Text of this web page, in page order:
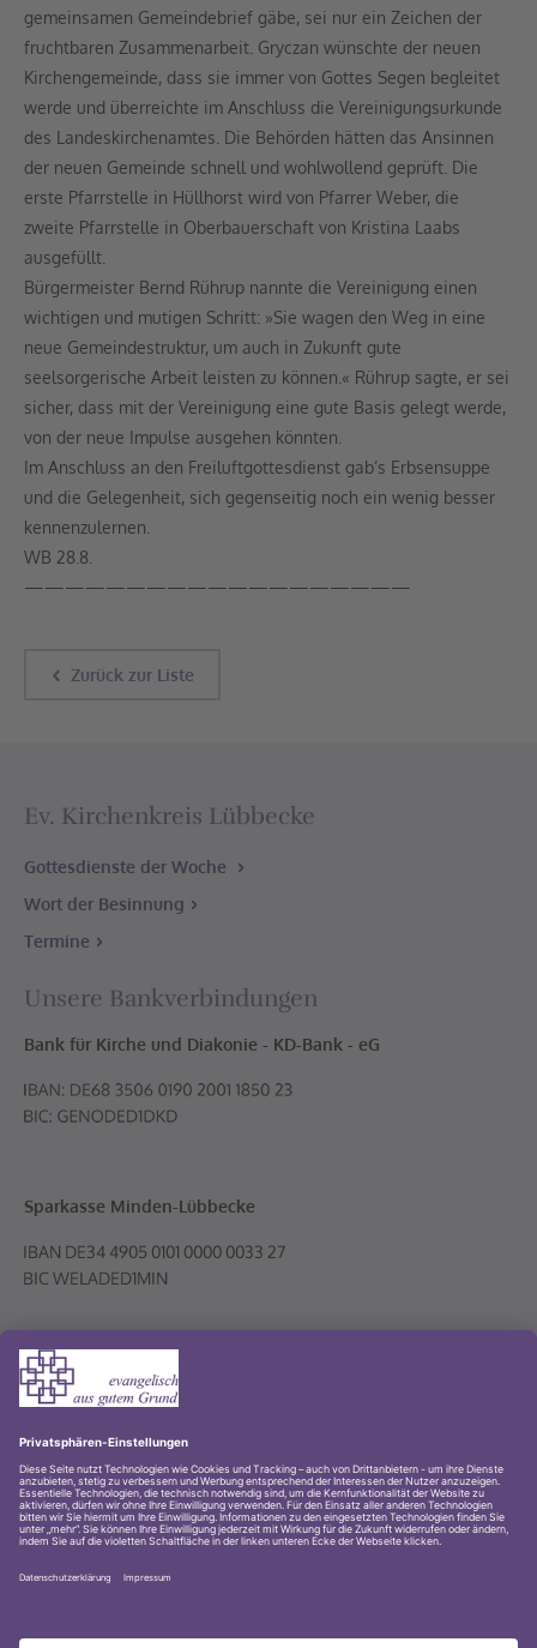
gemeinsamen Gemeindebrief gäbe, sei nur ein Zeichen der
fruchtbaren Zusammenarbeit. Gryczan wünschte der neuen
Kirchengemeinde, dass sie immer von Gottes Segen begleitet
werde und überreichte im Anschluss die Vereinigungsurkunde
des Landeskirchenamtes. Die Behörden hätten das Ansinnen
der neuen Gemeinde schnell und wohlwollend geprüft. Die
erste Pfarrstelle in Hüllhorst wird von Pfarrer Weber, die
zweite Pfarrstelle in Oberbauerschaft von Kristina Laabs
ausgefüllt.
Bürgermeister Bernd Rührup nannte die Vereinigung einen
wichtigen und mutigen Schritt: »Sie wagen den Weg in eine
neue Gemeindestruktur, um auch in Zukunft gute
seelsorgerische Arbeit leisten zu können.« Rührup sagte, er sei
sicher, dass mit der Vereinigung eine gute Basis gelegt werde,
von der neue Impulse ausgehen könnten.
Im Anschluss an den Freiluftgottesdienst gab’s Erbsensuppe
und die Gelegenheit, sich gegenseitig noch ein wenig besser
kennenzulernen.
WB 28.8.
———————————————————
Zurück zur Liste
Ev. Kirchenkreis Lübbecke
Gottesdienste der Woche
Wort der Besinnung
Termine
Unsere Bankverbindungen
Bank für Kirche und Diakonie - KD-Bank - eG
Sparkasse Minden-Lübbecke
Volksbank PLUS eG
© 2001-2026 Evangelischer Kirchenkreis Lübbecke